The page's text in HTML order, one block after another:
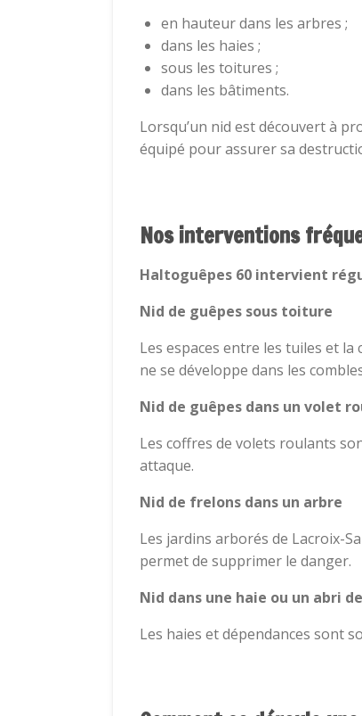
en hauteur dans les arbres ;
dans les haies ;
sous les toitures ;
dans les bâtiments.
Lorsqu’un nid est découvert à
équipé pour assurer sa
Nos interventions
Haltoguêpes 60 intervient
Nid de guêpes sous toiture
Les espaces entre les tuiles et
ne se développe dans les
Nid de guêpes dans un volet
Les coffres de volets roulants
attaque.
Nid de frelons dans un arbre
Les jardins arborés de Lacroix-
permet de supprimer le danger.
Nid dans une haie ou un abri
Les haies et dépendances sont